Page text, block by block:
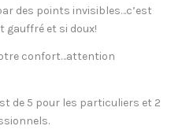
des points invisibles…c’est
gauffré et si doux!
confort…attention
de 5 pour les particuliers et 2